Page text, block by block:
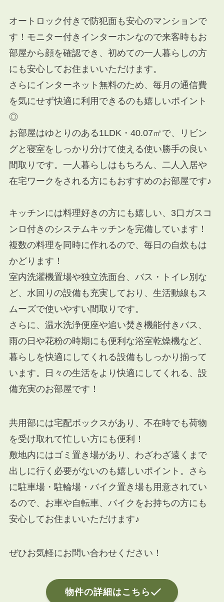
オートロック付きで防犯面も安心のマンションで
す！モニター付きインターホンなので来客時もお
部屋から顔を確認でき、初めての一人暮らしの方
にも安心してお住まいいただけます。
さらにインターネット無料のため、毎月の通信費
を気にせず快適に利用できるのも嬉しいポイント
◎
お部屋はゆとりのある1LDK・40.07㎡で、リビン
グと寝室をしっかり分けて使える使い勝手の良い
間取りです。一人暮らしはもちろん、二人入居や
在宅ワークをされる方にもおすすめのお部屋です♪
キッチンには料理好きの方にも嬉しい、3口ガスコ
ンロ付きのシステムキッチンを完備しています！
複数の料理を同時に作れるので、毎日の自炊もは
かどります！
室内洗濯機置場や独立洗面台、バス・トイレ別な
ど、水回りの設備も充実しており、生活動線もス
ムーズで使いやすい間取りです。
さらに、温水洗浄便座や追い焚き機能付きバス、
雨の日や花粉の時期にも便利な浴室乾燥機など、
暮らしを快適にしてくれる設備もしっかり揃って
います。日々の生活をより快適にしてくれる、設
備充実のお部屋です！
共用部には宅配ボックスがあり、不在時でも荷物
を受け取れて忙しい方にも便利！
敷地内にはゴミ置き場があり、わざわざ遠くまで
出しに行く必要がないのも嬉しいポイント。さら
に駐車場・駐輪場・バイク置き場も用意されてい
るので、お車や自転車、バイクをお持ちの方にも
安心してお住まいいただけます♪
ぜひお気軽にお問い合わせください！
物件の詳細はこちら